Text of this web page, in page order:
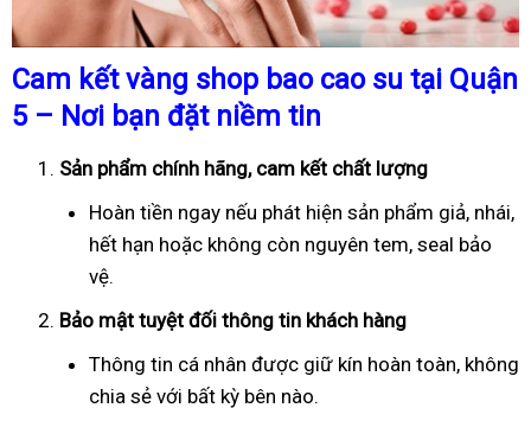
Cam kết vàng shop bao cao su tại Quận
5 – Nơi bạn đặt niềm tin
Sản phẩm chính hãng, cam kết chất lượng
Hoàn tiền ngay nếu phát hiện sản phẩm giả, nhái,
hết hạn hoặc không còn nguyên tem, seal bảo
vệ.
Bảo mật tuyệt đối thông tin khách hàng
Thông tin cá nhân được giữ kín hoàn toàn, không
chia sẻ với bất kỳ bên nào.